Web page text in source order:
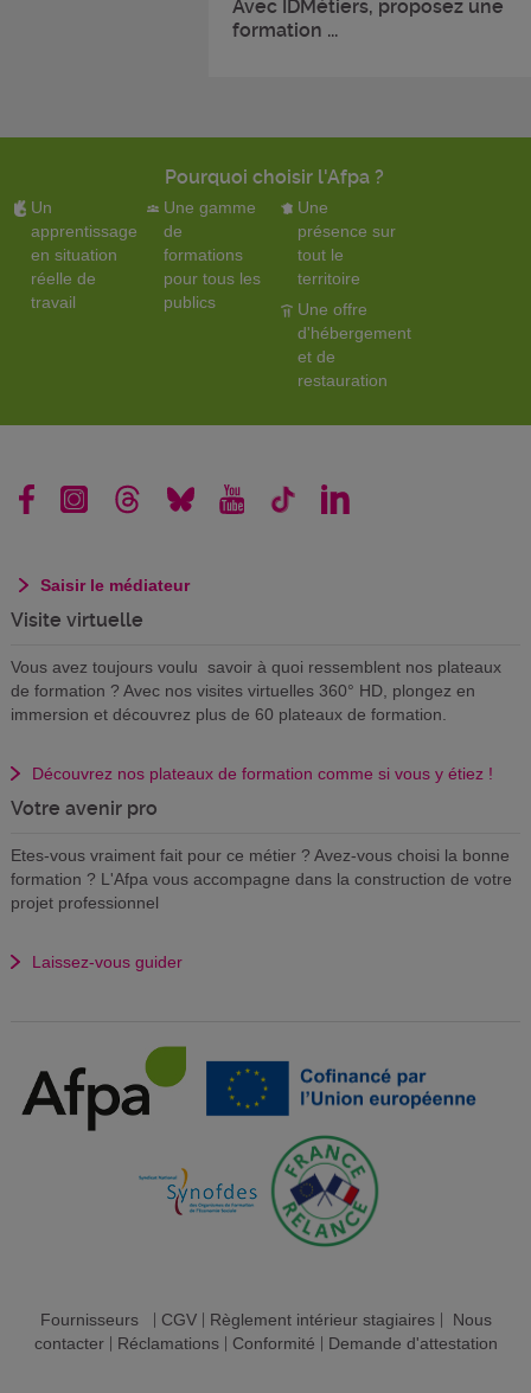
Avec IDMétiers, proposez une
formation ...
Pourquoi choisir l'Afpa ?
Un
apprentissage
en situation
réelle de
travail
Une gamme
de
formations
pour tous les
publics
Une
présence sur
tout le
territoire
Une offre
d'hébergement
et de
restauration
Saisir le médiateur
Visite virtuelle
Vous avez toujours voulu savoir à quoi ressemblent nos plateaux
de formation ? Avec nos visites virtuelles 360° HD, plongez en
immersion et découvrez plus de 60 plateaux de formation.
Découvrez nos plateaux de formation comme si vous y étiez !
Votre avenir pro
Etes-vous vraiment fait pour ce métier ? Avez-vous choisi la bonne
formation ? L'Afpa vous accompagne dans la construction de votre
projet professionnel
Laissez-vous guider
Fournisseurs| CGV| Règlement intérieur stagiaires| Nous
contacter| Réclamations| Conformité Demande d'attestation